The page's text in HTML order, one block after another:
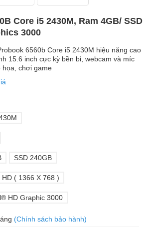
Core i5 2430M, Ram 4GB/ SSD
3000
6560b Core i5 2430M hiệu năng cao
15.6 inch cực kỳ bền bỉ, webcam và míc
họa, chơi game
SSD 240GB
HD ( 1366 X 768 )
HD Graphic 3000
(Chính sách bảo hành)